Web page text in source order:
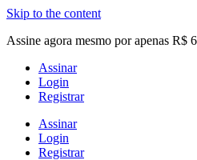
Skip to the content
Assine agora mesmo por apenas R$
Assinar
Login
Registrar
Assinar
Login
Registrar